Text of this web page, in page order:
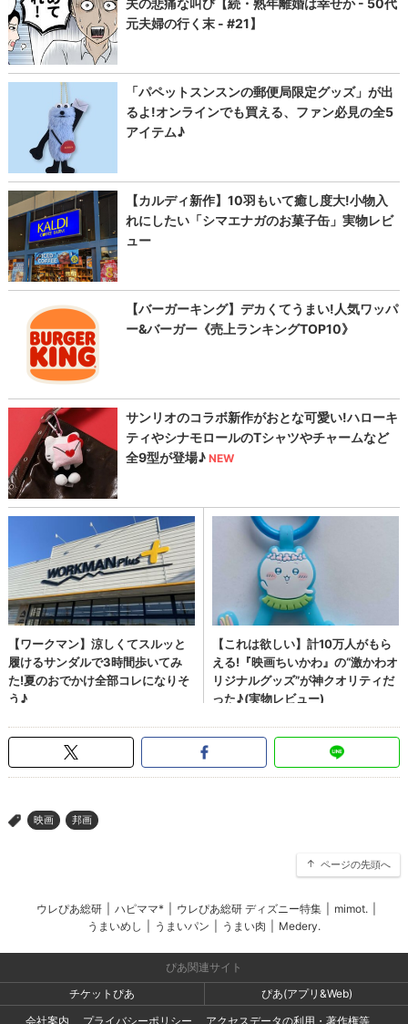
> 映画 邦画
ページの先頭へ
ウレぴあ総研 ハピママ* ウレぴあ総研 ディズニー特集 mimot.
うまいめし
うまいパン うまい肉 Medery.
ぴあ関連サイト
チケットぴあ
ぴあ(アプリ&Web)
会社案内
プライバシーポリシー アクセスデータの利用・著作権等